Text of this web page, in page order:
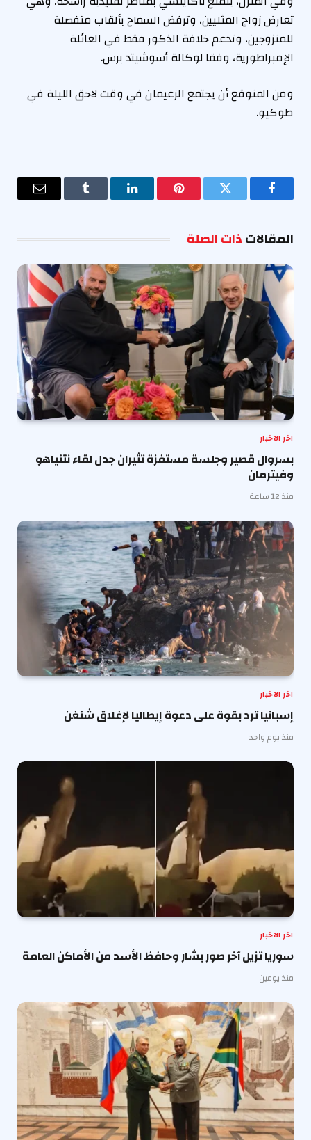
تعارض زواج المثليين، وترفض السماح بألقاب منفصلة
للمتزوجين، وتدعم خلافة الذكور فقط في العائلة
الإمبراطورية، وفقا لوكالة أسوشيتد برس.
ومن المتوقع أن يجتمع الزعيمان في وقت لاحق الليلة في
طوكيو.
فيسبوك تويتر بينتيريستلينكدإن Tumblr
البريد
المقالاتذات الصلة
اخر الاخبار
بسروال قصير وجلسة مستفزة تثيران جدل لقاء نتنياهو
وفيترمان
منذ 12 ساعة
اخر الاخبار
إسبانيا ترد بقوة على دعوة إيطاليا لإغلاق شنغن
منذ يوم واحد
اخر الاخبار
سوريا تزيل آخر صور بشار وحافظ الأسد من الأماكن العامة
منذ يومين